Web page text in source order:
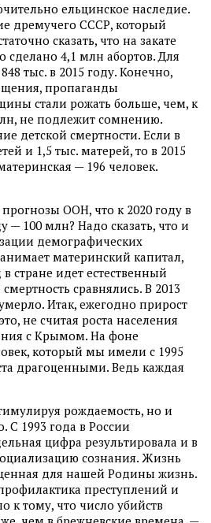
ельцинское наследие.
дремучего СССР, который
сказать, что на закате
сделано 4,1 млн абортов. Для
тыс. в 2015 году. Конечно,
пропаганды
стали рожать больше, чем, к
не подлежит сомнению.
детской смертности. Если в
и 1,5 тыс. матерей, то в 2015
— 196 человек.
ООН, что к 2020 году в
— 100 млн? Надо сказать, что и
демографических
материнский капитал,
стране идет естественный
сравнялись. В 2013
Итак, ежегодно прирост
не считая роста населения
с Крымом. На фоне
который мы имели с 1995
драгоценными. Ведь каждая
рождаемость, но и
С 1993 года в России
цифра результировала и в
сознания. Жизнь
для нашей Родины жизнь.
преступлений и
к тому, что число убийств